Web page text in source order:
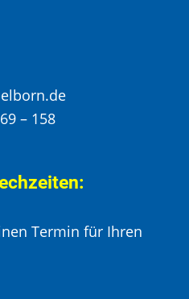
– 158
Termin für Ihren